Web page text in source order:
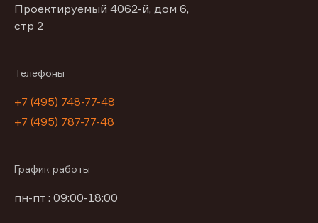
Проектируемый 4062-й, дом 6,
стр 2
Телефоны
+7 (495) 748-77-48
+7 (495) 787-77-48
График работы
пн-пт : 09:00-18:00